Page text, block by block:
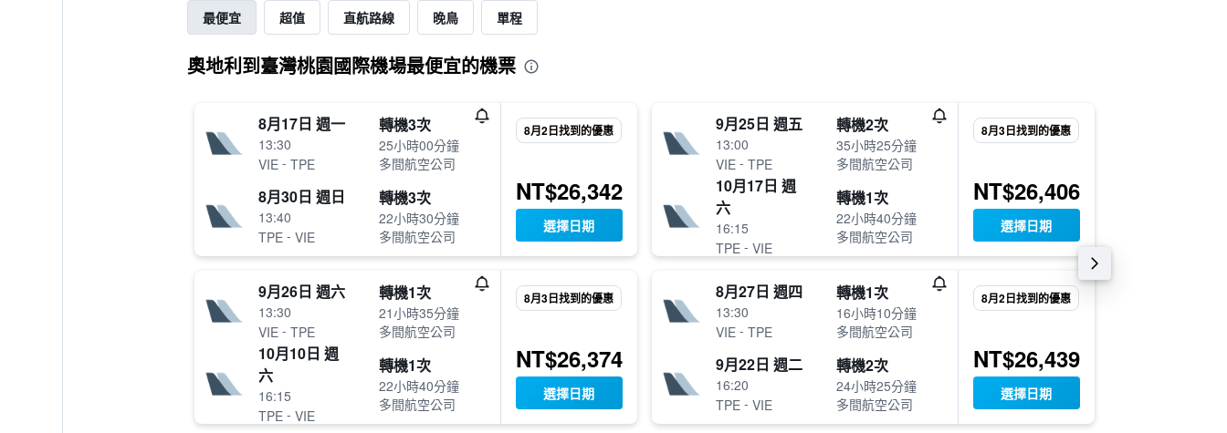
最便宜 超值 直航路線 晚鳥 單程
奧地利到臺灣桃園國際機場最便宜的機票
8月17日 週一
13:30
VIE- TPE
轉機3次
25小時00分鐘
多間航空公司
8月30日 週日
13:40
TPE- VIE
轉機3次
22小時30分鐘
多間航空公司
8月2日找到的優惠
NT$26,342
選擇日期
9月26日 週六
13:30
VIE- TPE
轉機1次
21小時35分鐘
多間航空公司
10月10日 週
六
16:15
TPE- VIE
轉機1次
22小時40分鐘
多間航空公司
8月3日找到的優惠
NT$26,374
選擇日期
9月25日 週五
13:00
VIE- TPE
轉機2次
35小時25分鐘
多間航空公司
10月17日 週
六
16:15
TPE- VIE
轉機1次
22小時40分鐘
多間航空公司
8月3日找到的優惠
NT$26,406
選擇日期
8月27日 週四
13:30
VIE- TPE
轉機1次
16小時10分鐘
多間航空公司
9月22日 週二
16:20
TPE- VIE
轉機2次
24小時25分鐘
多間航空公司
8月2日找到的優惠
NT$26,439
選擇日期